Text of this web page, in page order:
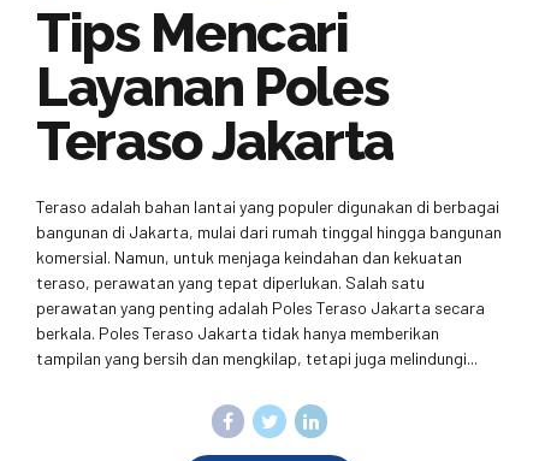
Tips Mencari
Layanan Poles
Teraso Jakarta
Teraso adalah bahan lantai yang populer digunakan di berbagai
bangunan di Jakarta, mulai dari rumah tinggal hingga bangunan
komersial. Namun, untuk menjaga keindahan dan kekuatan
teraso, perawatan yang tepat diperlukan. Salah satu
perawatan yang penting adalah Poles Teraso Jakarta secara
berkala. Poles Teraso Jakarta tidak hanya memberikan
tampilan yang bersih dan mengkilap, tetapi juga melindungi...